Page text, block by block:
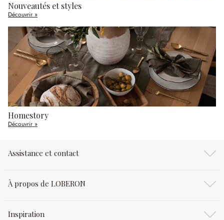
Nouveautés et styles
Découvrir »
Homestory
Découvrir »
Assistance et contact
À propos de LOBERON
Inspiration